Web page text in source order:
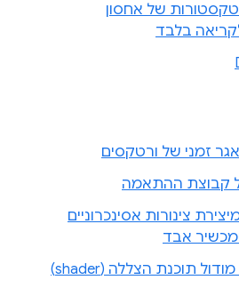
של אחסון
בלבד
זמני של ורטקסים
קבוצת ההתאמה
צינורות אסינכרוניים
אבד
עדכונים על יצירת מודול תוכנת הצללה (shader)